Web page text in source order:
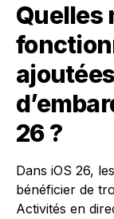
Quelles
26 ?
Dans iOS 26,
bénéficier de
Activités en